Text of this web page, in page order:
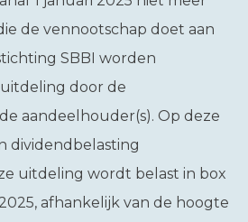
de vennootschap doet aan
SBBI worden
door de
aandeelhouder(s). Op deze
dividendbelasting
uitdeling wordt belast in box
afhankelijk van de hoogte